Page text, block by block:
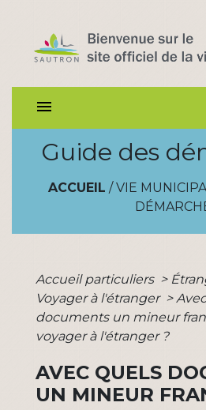
menu
Guide des
ACCUEIL / VIE
Accueil particuliers >
Voyager à l'étranger >
documents un mineur
voyager à l'étranger ?
AVEC QUELS
UN MINEUR